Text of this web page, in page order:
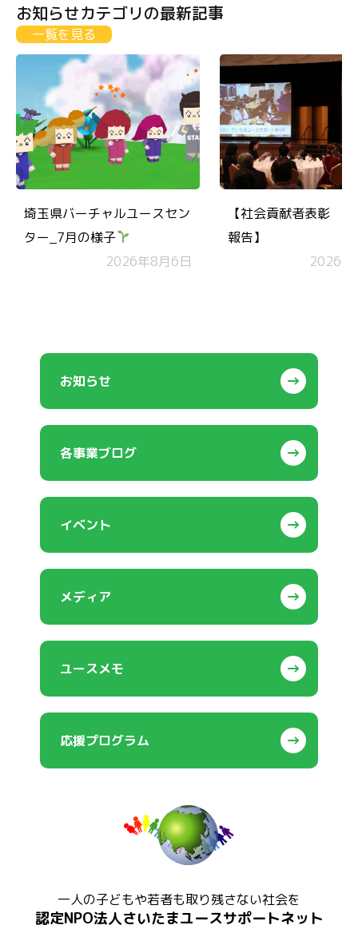
お知らせカテゴリの最新記事
一覧を見る
埼玉県バーチャルユースセン
ター_7月の様子
2026年8月6日
【社会貢献者表彰
報告】
2026年
お知らせ
各事業ブログ
イベント
メディア
ユースメモ
応援プログラム
一人の子どもや若者も取り残さない社会を
認定NPO法人さいたまユースサポートネット